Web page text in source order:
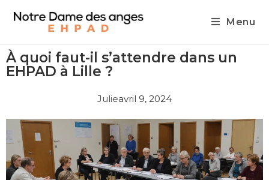
Menu
À quoi faut-il s’attendre dans un
EHPAD à Lille ?
Julieavril 9, 2024